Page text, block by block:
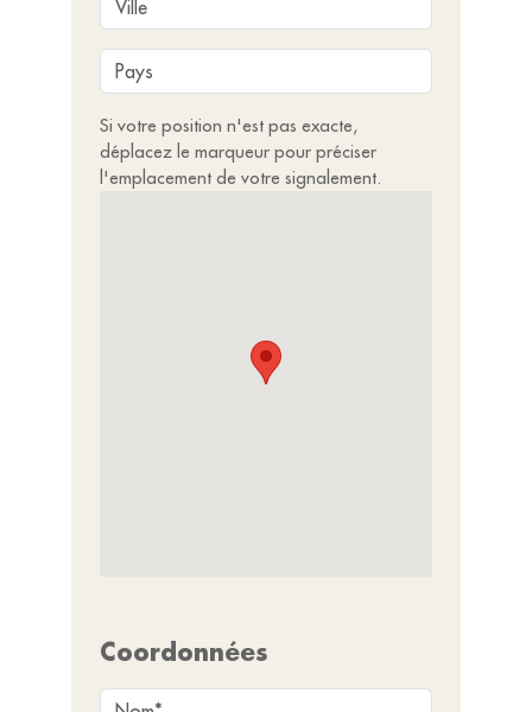
Si votre position n'est pas exacte,
déplacez le marqueur pour préciser
l'emplacement de votre signalement.
Coordonnées